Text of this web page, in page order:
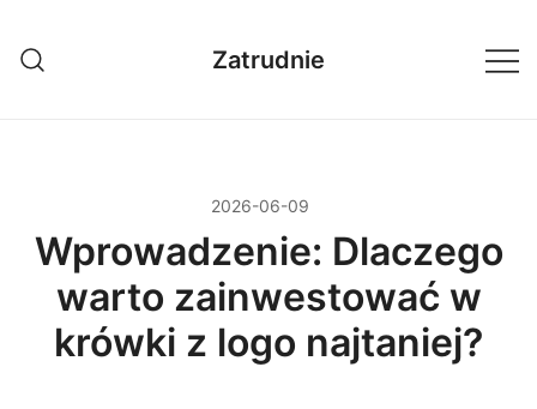
treści
Zatrudnie
2026-06-09
Wprowadzenie: Dlaczego
warto zainwestować w
krówki z logo najtaniej?